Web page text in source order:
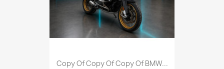
Copy Of Copy Of Copy Of BMW...